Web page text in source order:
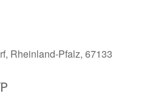
Rheinland-Pfalz, 67133